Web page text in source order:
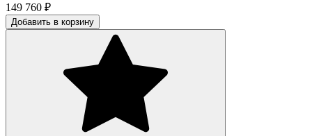
149 760 ₽
Добавить в корзину